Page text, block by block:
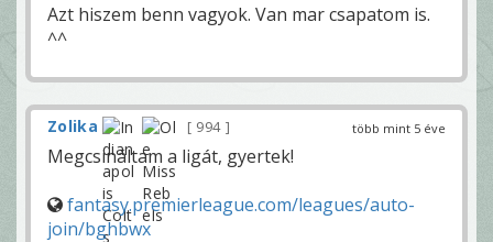
Azt hiszem benn vagyok. Van mar csapatom is.
^^
több mint 5 éve
Zolika 994
Megcsináltam a ligát, gyertek!
fantasy.premierleague.com/leagues/auto-
join/bghbwx